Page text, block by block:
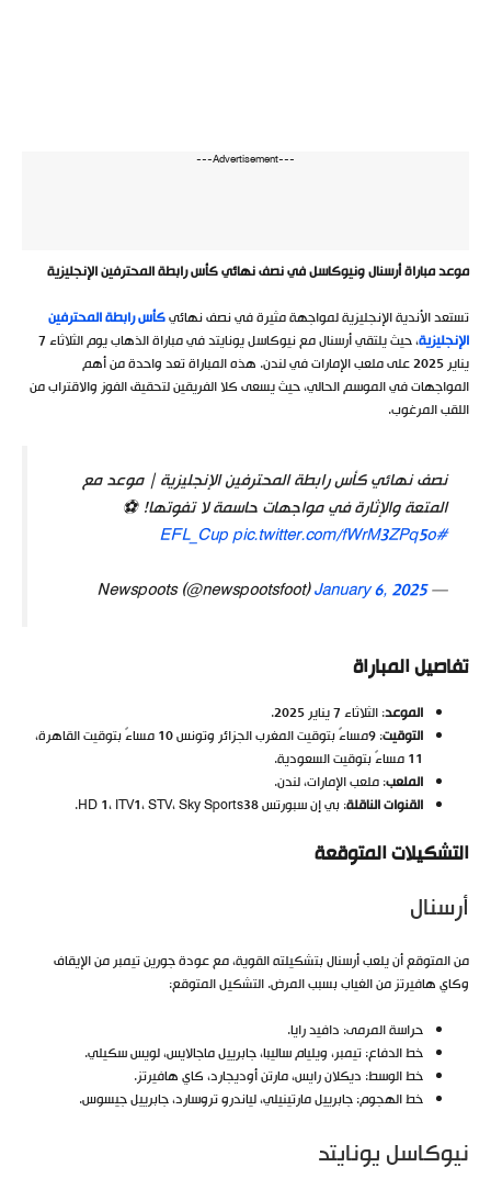
---Advertisement---
موعد مباراة أرسنال ونيوكاسل في نصف نهائي كأس رابطة المحترفين الإنجليزية
تستعد الأندية الإنجليزية لمواجهة مثيرة في نصف نهائيكأس رابطة المحترفين
الإنجليزية
، حيث يلتقي أرسنال مع نيوكاسل يونايتد في مباراة الذهاب يوم الثلاثاء 7
يناير 2025 على ملعب الإمارات في لندن. هذه المباراة تعد واحدة من أهم
المواجهات في الموسم الحالي، حيث يسعى كلا الفريقين لتحقيق الفوز والاقتراب من
اللقب المرغوب.
نصف نهائي كأس رابطة المحترفين الإنجليزية | موعد مع
المتعة والإثارة في مواجهات حاسمة لا تفوتها! ⚽️
#EFL_Cup
pic.twitter.com/fWrM3ZPq5o
— Newspoots (@newspootsfoot)
January 6, 2025
تفاصيل المباراة
الموعد: الثلاثاء 7 يناير 2025.
التوقيت
: 9مساءً بتوقيت المغرب الجزائر وتونس 10 مساءً بتوقيت القاهرة،
11 مساءً بتوقيت السعودية.
الملعب: ملعب الإمارات، لندن.
القنوات الناقلة: بي إن سبورتس HD 1، ITV1، STV، Sky Sports 38
.
التشكيلات المتوقعة
أرسنال
من المتوقع أن يلعب أرسنال بتشكيلته القوية، مع عودة جورين تيمبر من الإيقاف
وكاي هافيرتز من الغياب بسبب المرض. التشكيل المتوقع:
حراسة المرمى: دافيد رايا.
خط الدفاع: تيمبر، ويليام ساليبا، جابرييل ماجالايس، لويس سكيلي.
خط الوسط: ديكلان رايس، مارتن أوديجارد، كاي هافيرتز.
خط الهجوم: جابرييل مارتينيلي، لياندرو تروسارد، جابرييل جيسوس.
نيوكاسل يونايتد